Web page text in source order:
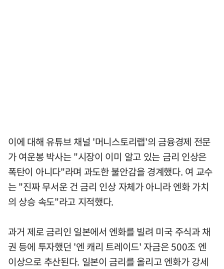
이에 대해 유튜브 채널 '머니스토리랩'의 금융경제 전문
가 여운봉 박사는 "시장이 이미 알고 있는 금리 인상은
폭탄이 아니다"라며 과도한 불안감을 경계했다. 여 교수
는 "진짜 무서운 건 금리 인상 자체가 아니라 엔화 가치
의 상승 속도"라고 지적했다.
과거 제로 금리인 일본에서 엔화를 빌려 미국 주식과 채
권 등에 투자했던 '엔 캐리 트레이드' 자금은 500조 엔
이상으로 추산된다. 일본이 금리를 올리고 엔화가 강세